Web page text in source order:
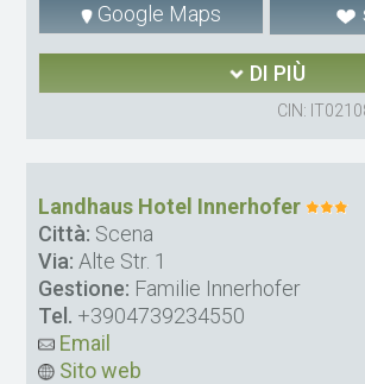
Google Maps
DI PIÙ
CIN:
Landhaus Hotel Innerhofer
Città: Scena
Via: Alte Str. 1
Gestione: Familie Innerhofer
Tel. +3904739234550
Email
Sito web